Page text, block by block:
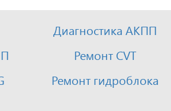
Диагностика АКПП
Ремонт CVT
Ремонт гидроблока